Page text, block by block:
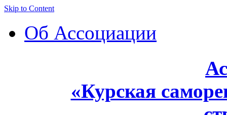
Skip to Content
Об Ассоциации
«Курская